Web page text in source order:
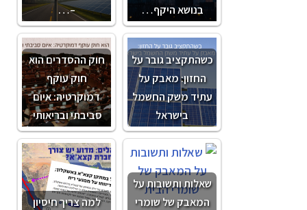
–… בנושא היקף…
חוק ההסדרים הוא
חוק עוקף
דמוקרטיה: איום
סביבתי ובריאותי
כשהתקציב גובר על
החזון: מאבק על
עתיד משק החשמל
בישראל
למה צריך חיסיון
שאלות ותשובות על
המאבק של שומרי